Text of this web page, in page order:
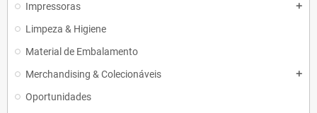
Impressoras add
Limpeza & Higiene
Material de Embalamento
Merchandising & Colecionáveis
add
Oportunidades